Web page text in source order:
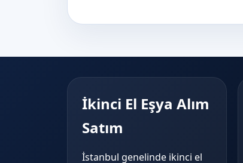
İkinci El Eşya Alım
Satım
İstanbul genelinde ikinci el